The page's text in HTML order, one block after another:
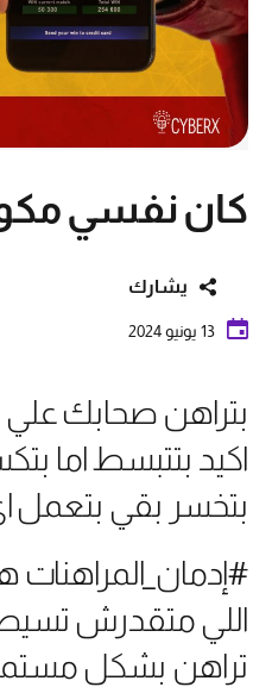
كان نفسي
يشارك
13 يونيو 2024
بتراهن صحابك علي
اكيد بتتبسط اما
بتخسر بقي بتعمل
#إدمان_المراهنات
اللي متقدرش
تراهن بشكل